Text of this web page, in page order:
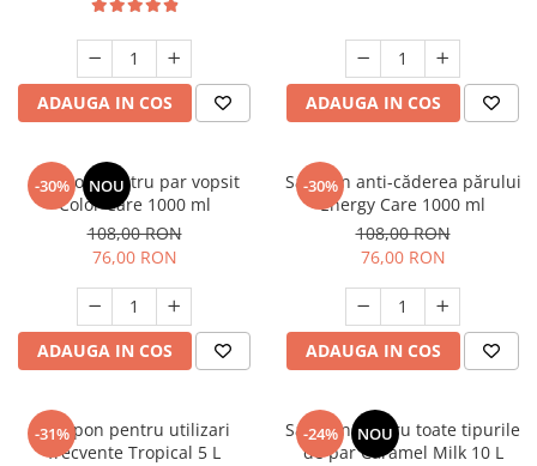
ADAUGA IN COS ADAUGA IN COS
-30% NOU
Sampon pentru par vopsit
Color Care 1000 ml
108,00 RON
76,00 RON
ADAUGA IN COS
-30%
Sampon anti-căderea părului
Energy Care 1000 ml
108,00 RON
76,00 RON
ADAUGA IN COS
-31%
Sampon pentru utilizari
frecvente Tropical 5 L
-24% NOU
Sampon pentru toate tipurile
de par Caramel Milk 10 L